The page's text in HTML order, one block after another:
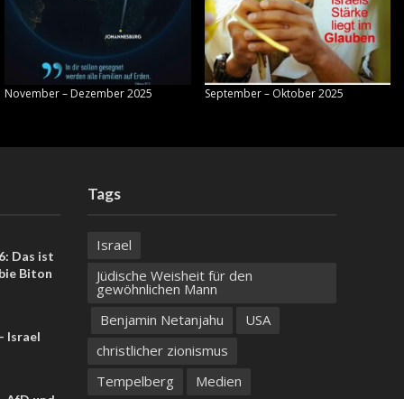
November – Dezember 2025 September – Oktober 2025
Das ist
Biton
Israel
Tags
Israel
Jüdische Weisheit für den
gewöhnlichen Mann
Benjamin Netanjahu
USA
christlicher zionismus
Tempelberg
Medien